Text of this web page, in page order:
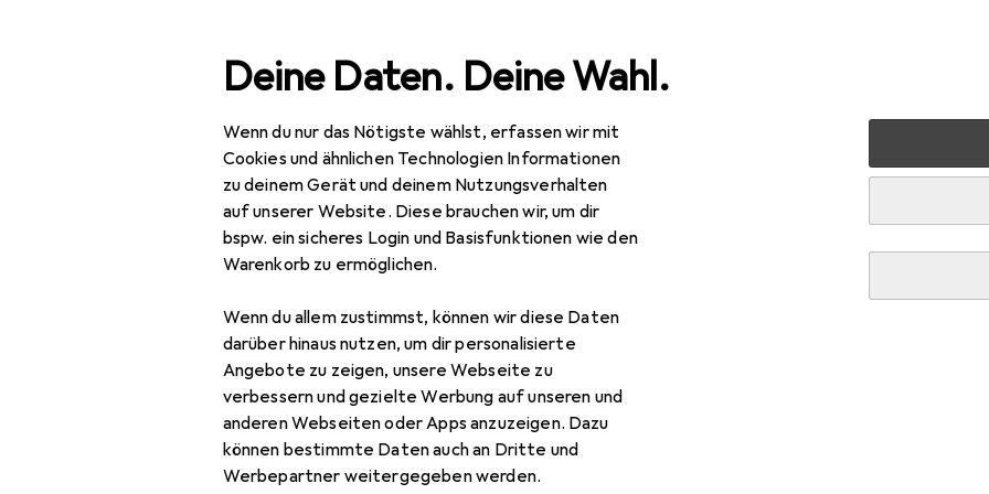
Deine Daten. Deine Wahl.
Wenn du nur das Nötigste wählst, erfassen wir mit
Cookies und ähnlichen Technologien Informationen
zu deinem Gerät und deinem Nutzungsverhalten
auf unserer Website. Diese brauchen wir, um dir
bspw. ein sicheres Login und Basisfunktionen wie den
Warenkorb zu ermöglichen.
Wenn du allem zustimmst, können wir diese Daten
darüber hinaus nutzen, um dir personalisierte
Angebote zu zeigen, unsere Webseite zu
verbessern und gezielte Werbung auf unseren und
anderen Webseiten oder Apps anzuzeigen. Dazu
können bestimmte Daten auch an Dritte und
Werbepartner weitergegeben werden.
Navigation nach Kategorien Gesamtsortiment Wohnen Deko + Accessoires
28 x 13 cm
Zubehör für Hama Holzrahmen Skara,